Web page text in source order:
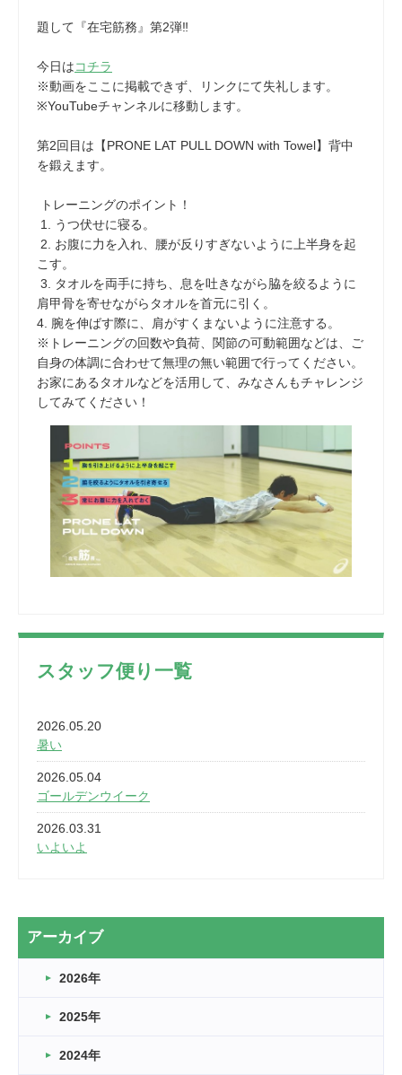
題して『在宅筋務』第2弾‼
今日はコチラ
※動画をここに掲載できず、リンクにて失礼します。
※YouTubeチャンネルに移動します。
第2回目は【PRONE LAT PULL DOWN with Towel】背中
を鍛えます。
トレーニングのポイント！
1. うつ伏せに寝る。
2. お腹に力を入れ、腰が反りすぎないように上半身を起
こす。
3. タオルを両手に持ち、息を吐きながら脇を絞るように
肩甲骨を寄せながらタオルを首元に引く。
4. 腕を伸ばす際に、肩がすくまないように注意する。
※トレーニングの回数や負荷、関節の可動範囲などは、ご
自身の体調に合わせて無理の無い範囲で行ってください。
お家にあるタオルなどを活用して、みなさんもチャレンジ
してみてください！
スタッフ便り一覧
2026.05.20
暑い
2026.05.04
ゴールデンウイーク
2026.03.31
いよいよ
2026.03.20
なぎなた
2026.03.16
車いすバスケとRくんのお話
アーカイブ
2026年
2025年
2024年